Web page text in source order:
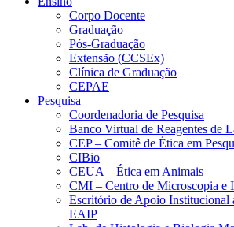
Corpo Docente
Graduação
Pós-Graduação
Extensão (CCSEx)
Clínica de Graduação
CEPAE
Pesquisa
Coordenadoria de Pesquisa
Banco Virtual de Reagentes de
CEP – Comitê de Ética em
CIBio
CEUA – Ética em Animais
CMI – Centro de Microscopia e
Escritório de Apoio Institucional
EAIP